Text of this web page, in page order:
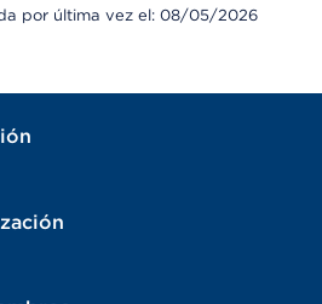
por última vez el: 08/05/2026